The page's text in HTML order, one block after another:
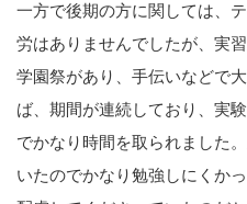
一方で後期の方に関しては、
労はありませんでしたが、実
学園祭があり、手伝いなどで
ば、期間が連続しており、実
でかなり時間を取られました
いたのでかなり勉強しにくか